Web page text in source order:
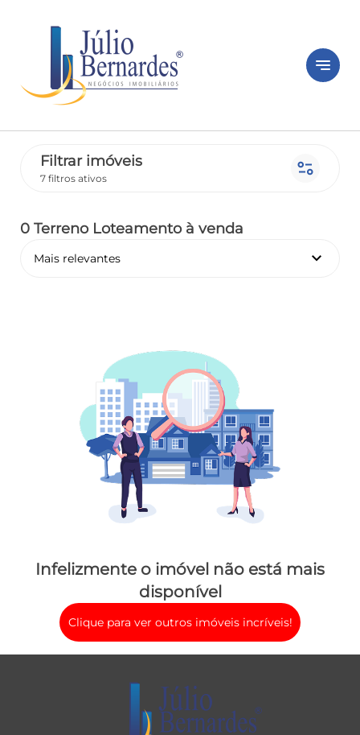
notes
Filtrar imóveis
7 filtros ativos page_info
0 Terreno Loteamento à venda
Mais relevantes keyboard_arrow_down
Infelizmente o imóvel não está mais
disponível
Clique para ver outros imóveis incríveis!